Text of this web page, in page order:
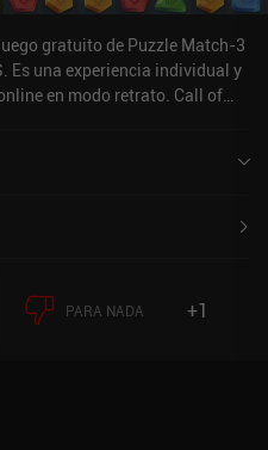
gratuito de Puzzle Match-3
Es una experiencia individual y
en modo retrato. Call of
PARA NADA +1